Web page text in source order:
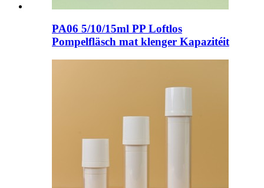
PA06 5/10/15ml PP Loftlos
Pompelfläsch mat klenger Kapazitéit